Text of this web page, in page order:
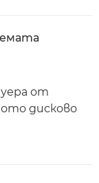
от
дисково